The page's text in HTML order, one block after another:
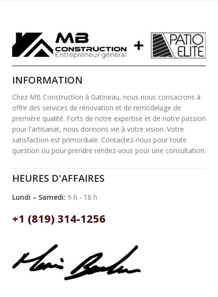
INFORMATION
Chez MB Construction à Gatineau, nous nous consacrons à
offrir des services de rénovation et de remodelage de
première qualité. Forts de notre expertise et de notre passion
pour l'artisanat, nous donnons vie à votre vision. Votre
satisfaction est primordiale. Contactez-nous pour toute
question ou pour prendre rendez-vous pour une consultation.
HEURES D'AFFAIRES
Lundi – Samedi: 9 h - 18 h
+1 (819) 314-1256